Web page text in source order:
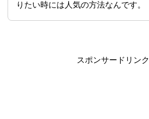
りたい時には人気の方法なんです。
スポンサードリンク